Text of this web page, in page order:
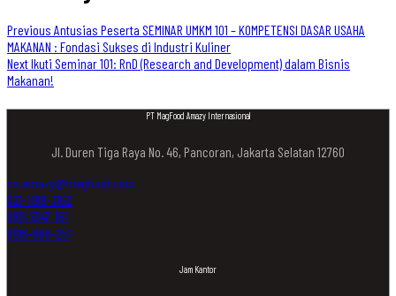
Previous Antusias Peserta SEMINAR UMKM 101 – KOMPETENSI DASAR USAHA
MAKANAN : Fondasi Sukses di Industri Kuliner
NextIkuti Seminar 101: RnD (Research and Development) dalam Bisnis
Makanan!
PT MagFood Amazy Internasional
Jl. Duren Tiga Raya No. 46, Pancoran, Jakarta Selatan 12760
cs.amazy@magfood.com
021-7919-3162
0811-1347-161
0816-866-251
Jam Kantor